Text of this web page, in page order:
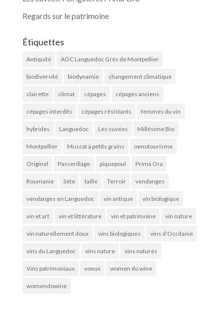
Regards sur le patrimoine
Étiquettes
Antiquité AOC Languedoc Grés de Montpellier
biodiversité biodynamie changement climatique
clairette climat cépages cépages anciens
cépages interdits cépages résistants femmes du vin
hybrides Languedoc Les cuvées Millésime Bio
Montpellier Muscat à petits grains oenotourisme
Originel Passerillage piquepoul Prima Ora
Roumanie Sète taille Terroir vendanges
vendanges en Languedoc vin antique vin biologique
vin et art vin et littérature vin et patrimoine vin nature
vin naturellement doux vins biologiques vins d'Occitanie
vins du Languedoc vins nature vins natures
Vins patrimoniaux voeux women do wine
womendowine